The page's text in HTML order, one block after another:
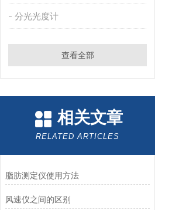
分光光度计
查看全部
相关文章
RELATED ARTICLES
脂肪测定仪使用方法
风速仪之间的区别